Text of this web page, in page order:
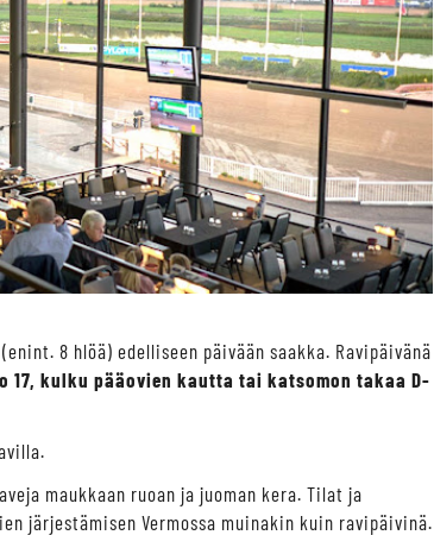
8 hlöä) edelliseen päivään saakka. Ravipäivänä
kulku pääovien kautta tai katsomon takaa D-
maukkaan ruoan ja juoman kera. Tilat ja
järjestämisen Vermossa muinakin kuin ravipäivinä.